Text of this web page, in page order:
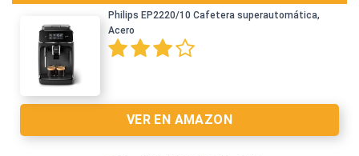
Philips EP2220/10 Cafetera superautomática,
Acero
VER EN AMAZON